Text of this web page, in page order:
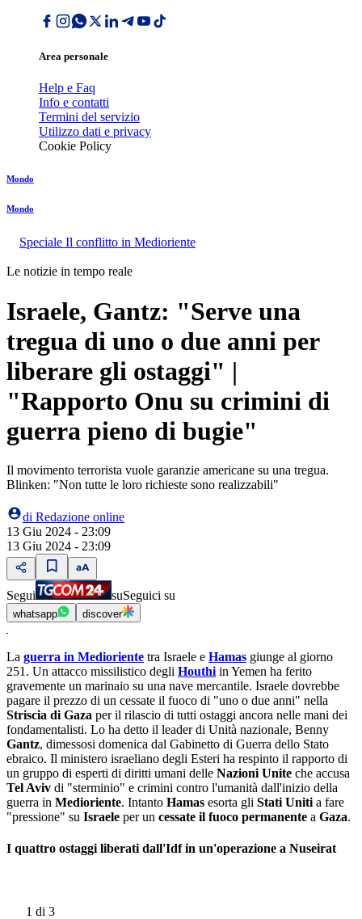
Area personale
Help e Faq
Info e contatti
Termini del servizio
Utilizzo dati e privacy
Cookie Policy
Mondo
Mondo
Speciale Il conflitto in Medioriente
Le notizie in tempo reale
Israele, Gantz: "Serve una
tregua di uno o due anni per
liberare gli ostaggi" |
"Rapporto Onu su crimini di
guerra pieno di bugie"
Il movimento terrorista vuole garanzie americane su una tregua.
Blinken: "Non tutte le loro richieste sono realizzabili"
di Redazione online
13 Giu 2024 - 23:09
13 Giu 2024 - 23:09
Segui suSeguici su
whatsapp discover
La guerra in Medioriente tra Israele e Hamas giunge al giorno
251. Un attacco missilistico degli Houthi in Yemen ha ferito
gravemente un marinaio su una nave mercantile. Israele dovrebbe
pagare il prezzo di un cessate il fuoco di "uno o due anni" nella
Striscia di Gaza per il rilascio di tutti ostaggi ancora nelle mani dei
fondamentalisti. Lo ha detto il leader di Unità nazionale, Benny
Gantz, dimessosi domenica dal Gabinetto di Guerra dello Stato
ebraico. Il ministero israeliano degli Esteri ha respinto il rapporto di
un gruppo di esperti di diritti umani delle Nazioni Unite che accusa
Tel Aviv di "sterminio" e crimini contro l'umanità dall'inizio della
guerra in Medioriente. Intanto Hamas esorta gli Stati Uniti a fare
"pressione" su Israele per un cessate il fuoco permanente a Gaza.
I quattro ostaggi liberati dall'Idf in un'operazione a Nuseirat
1 di 3